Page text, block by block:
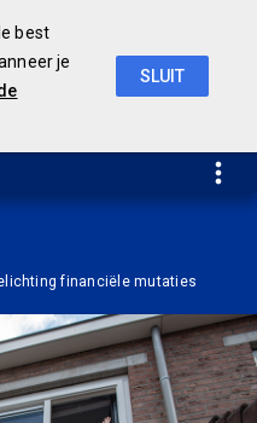
financiële mutaties
best
je
SLUIT